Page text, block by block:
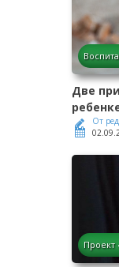
Две
От
Проект